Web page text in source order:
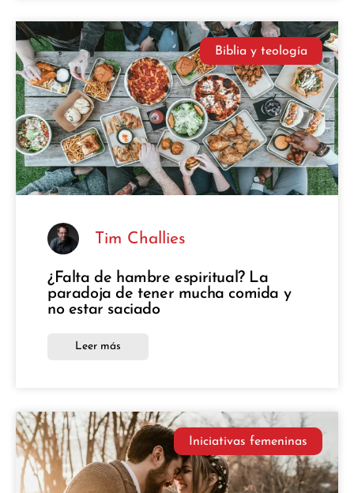
Biblia y teología
Tim Challies
¿Falta de hambre espiritual? La
paradoja de tener mucha comida y
no estar saciado
Leer más
Iniciativas femeninas